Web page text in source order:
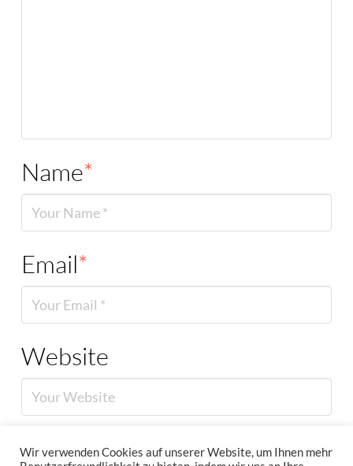
Name*
Email*
Website
Wir verwenden Cookies auf unserer Website, um Ihnen mehr